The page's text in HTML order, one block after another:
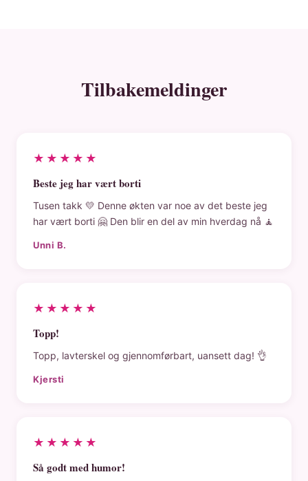
Tilbakemeldinger
★★★★★
Beste jeg har vært borti
Tusen takk 💛 Denne økten var noe av det beste jeg
har vært borti 🤗 Den blir en del av min hverdag nå 🧘
Unni B.
★★★★★
Topp!
Topp, lavterskel og gjennomførbart, uansett dag! 👌
Kjersti
★★★★★
Så godt med humor!